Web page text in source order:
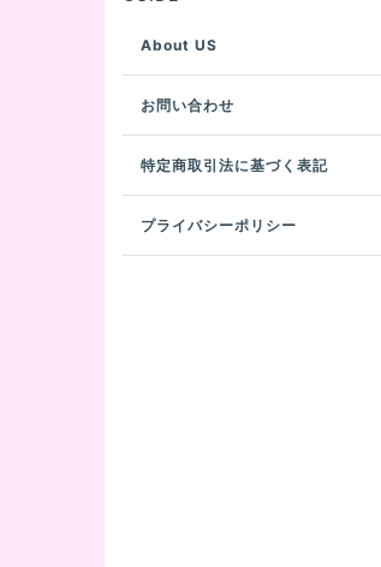
About US
お問い合わせ
特定商取引法に基づく表記
プライバシーポリシー